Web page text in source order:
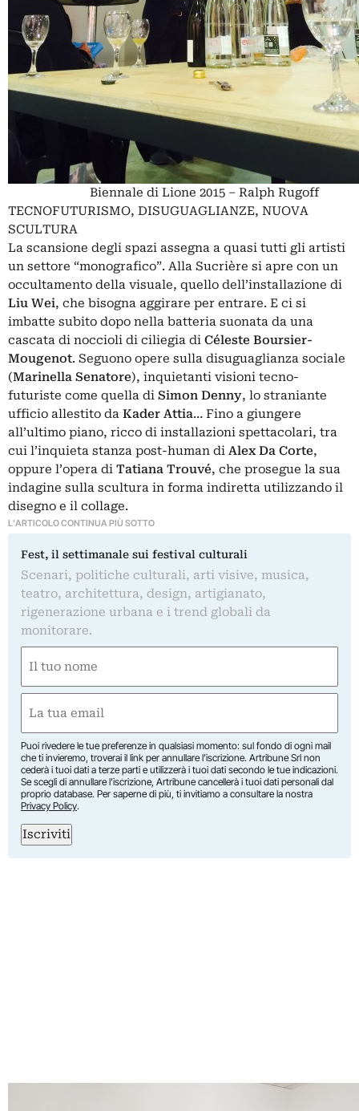
Biennale di Lione 2015 – Ralph Rugoff
TECNOFUTURISMO, DISUGUAGLIANZE, NUOVA
SCULTURA
La scansione degli spazi assegna a quasi tutti gli artisti
un settore “monografico”. Alla Sucrière si apre con un
occultamento della visuale, quello dell’installazione di
Liu Wei, che bisogna aggirare per entrare. E ci si
imbatte subito dopo nella batteria suonata da una
cascata di noccioli di ciliegia di Céleste Boursier-
Mougenot. Seguono opere sulla disuguaglianza sociale
(Marinella Senatore), inquietanti visioni tecno-
futuriste come quella di Simon Denny, lo straniante
ufficio allestito da Kader Attia… Fino a giungere
all’ultimo piano, ricco di installazioni spettacolari, tra
cui l’inquieta stanza post-human di Alex Da Corte,
oppure l’opera di Tatiana Trouvé, che prosegue la sua
indagine sulla scultura in forma indiretta utilizzando il
disegno e il collage.
L'ARTICOLO CONTINUA PIÙ SOTTO
Fest, il settimanale sui festival culturali
Scenari, politiche culturali, arti visive, musica,
teatro, architettura, design, artigianato,
rigenerazione urbana e i trend globali da
monitorare.
(Obbligatorio)
Nome
(Obbligatorio)
Puoi rivedere le tue preferenze in qualsiasi momento: sul fondo di ogni mail
che ti invieremo, troverai il link per annullare l’iscrizione. Artribune Srl non
cederà i tuoi dati a terze parti e utilizzerà i tuoi dati secondo le tue indicazioni.
Se scegli di annullare l’iscrizione, Artribune cancellerà i tuoi dati personali dal
proprio database. Per saperne di più, ti invitiamo a consultare la nostra
Privacy Policy.
Iscriviti